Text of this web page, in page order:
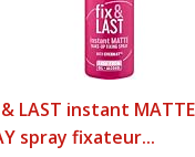
LAST instant MATTE
spray fixateur...